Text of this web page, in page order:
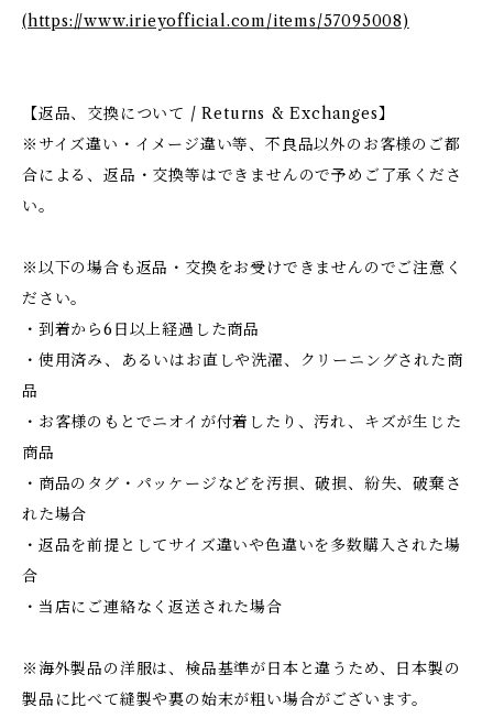
(https://www.irieyofficial.com/items/57095008)
【返品、交換について / Returns & Exchanges】
※サイズ違い・イメージ違い等、不良品以外のお客様のご都
合による、返品・交換等はできませんので予めご了承くださ
い。
※以下の場合も返品・交換をお受けできませんのでご注意く
ださい。
・到着から6日以上経過した商品
・使用済み、あるいはお直しや洗濯、クリーニングされた商
品
・お客様のもとでニオイが付着したり、汚れ、キズが生じた
商品
・商品のタグ・パッケージなどを汚損、破損、紛失、破棄さ
れた場合
・返品を前提としてサイズ違いや色違いを多数購入された場
合
・当店にご連絡なく返送された場合
※海外製品の洋服は、検品基準が日本と違うため、日本製の
製品に比べて縫製や裏の始末が粗い場合がございます。